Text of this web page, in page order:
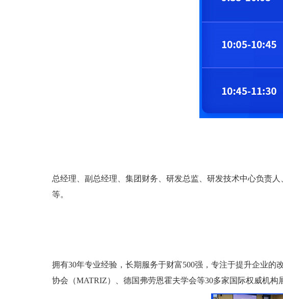
总经理、副总经理、集团财务、研发总监、研发技术中心负责
等。
拥有30年专业经验，长期服务于财富500强，专注于提升企业的
协会（MATRIZ）、德国弗劳恩霍夫学会等30多家国际权威机构